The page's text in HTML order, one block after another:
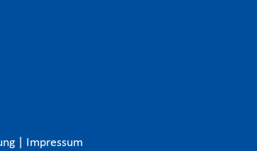
Impressum